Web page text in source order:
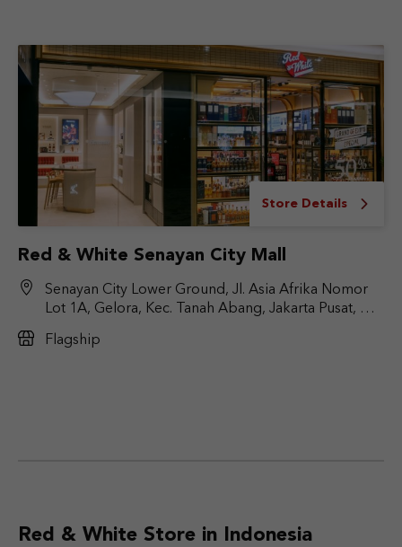
Store Details
Red & White Senayan City Mall
Senayan City Lower Ground, Jl. Asia Afrika Nomor
Lot 1A, Gelora, Kec. Tanah Abang, Jakarta Pusat, DKI
Flagship
Red & White Store in Indonesia